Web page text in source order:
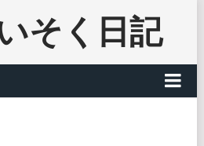
そく日記